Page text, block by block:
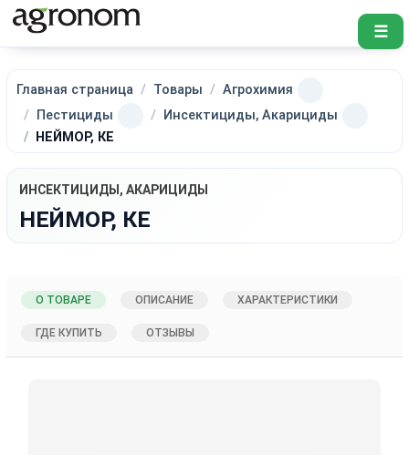
☰
Главная страница Товары
Агрохимия
Пестициды
Инсектициды, Акарициды
НЕЙМОР, КЕ
ИНСЕКТИЦИДЫ, АКАРИЦИДЫ
НЕЙМОР, КЕ
О ТОВАРЕ ОПИСАНИЕ ХАРАКТЕРИСТИКИ
ГДЕ КУПИТЬ ОТЗЫВЫ